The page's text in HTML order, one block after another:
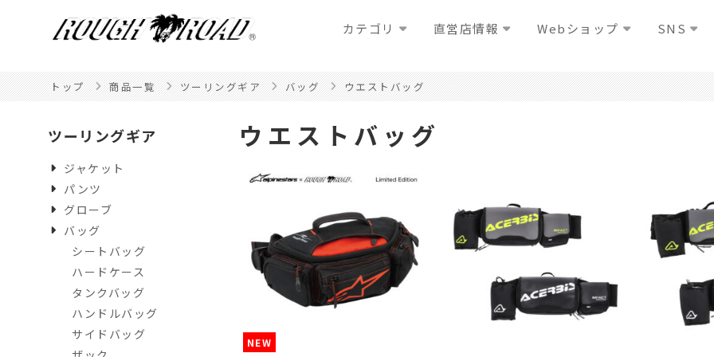
カテゴリ 直営店情報 Webショップ SNS
トップ 商品一覧 ツーリングギア バッグ ウエストバッグ
ウエストバッグ
NEW
ツーリングギア
ジャケット
パンツ
グローブ
バッグ
シートバッグ
ハードケース
タンクバッグ
ハンドルバッグ
サイドバッグ